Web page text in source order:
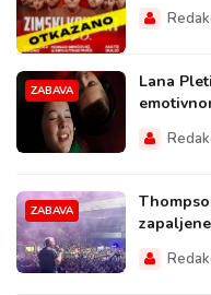
ZABAVA
Lana
ZABAVA